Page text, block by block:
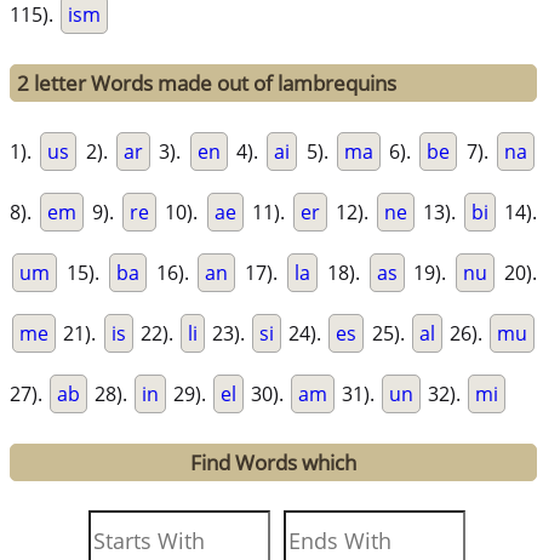
115). ism
2 letter Words made out of lambrequins
1). us 2). ar 3). en 4). ai 5). ma 6). be 7). na
8). em 9). re 10). ae 11). er 12). ne 13). bi 14).
um 15). ba 16). an 17). la 18). as 19). nu 20).
me 21). is 22). li 23). si 24). es 25). al 26). mu
27). ab 28). in 29). el 30). am 31). un 32). mi
Find Words which